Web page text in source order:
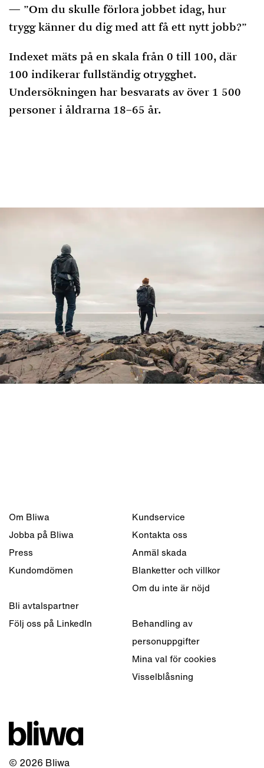
”Om du skulle förlora jobbet idag, hur
trygg känner du dig med att få ett nytt jobb?”
Indexet mäts på en skala från 0 till 100, där
100 indikerar fullständig otrygghet.
Undersökningen har besvarats av över 1 500
personer i åldrarna 18–65 år.
Om Bliwa
Jobba på Bliwa
Press
Kundomdömen
Bli avtalspartner
Följ oss på LinkedIn
Kundservice
Kontakta oss
Anmäl skada
Blanketter och villkor
Om du inte är nöjd
Behandling av
personuppgifter
Mina val för cookies
Visselblåsning
© 2026 Bliwa